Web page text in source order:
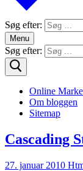
Søg efter:
Menu
Søg efter:
Online
Om bloggen
Sitemap
Cascading
27. januar 2010